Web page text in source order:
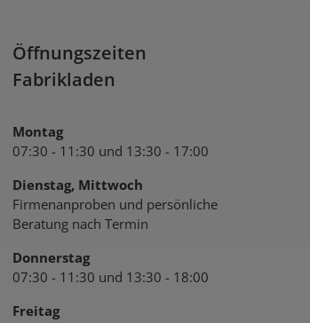
Öffnungszeiten
Fabrikladen
Montag
07:30 - 11:30 und 13:30 - 17:00
Dienstag, Mittwoch
Firmenanproben und persönliche
Beratung nach Termin
Donnerstag
07:30 - 11:30 und 13:30 - 18:00
Freitag